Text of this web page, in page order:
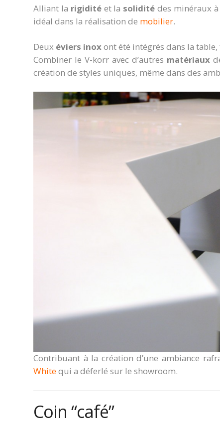
Alliant la rigiditéet la solidité des minéraux
idéal dans la réalisation de mobilier.
Deux éviers inoxont été intégrés dans la
Combiner le V-korr avec d’autres matériaux
création de styles uniques, même dans des
Contribuant à la création d’une ambiance
Whitequi a déferlé sur le showroom.
Coin “café”